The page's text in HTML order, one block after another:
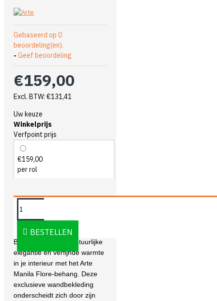
Gebaseerd op 0
beoordeling(en).
- Geef beoordeling
€159,00
Excl. BTW: €131,41
Uw keuze
Winkelprijs
Verfpoint prijs
€159,00
per rol
BESTELLEN
OMSCHRIJVING
Breng een vleugje natuurlijke
elegantie en verfijnde warmte
in je interieur met hetArte
Manila Flore-behang . Deze
exclusieve wandbekleding
onderscheidt zich door zijn